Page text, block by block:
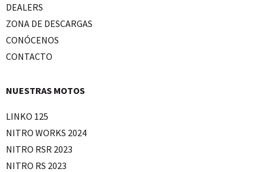
DEALERS
ZONA DE DESCARGAS
CONÓCENOS
CONTACTO
NUESTRAS MOTOS
LINKO 125
NITRO WORKS 2024
NITRO RSR 2023
NITRO RS 2023